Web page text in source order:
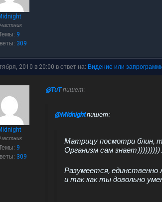
9
309
2010 в 20:00 в ответ на: Видение или
9
309
@ТиТпишет:
@Midnightпишет:
Матрицу посмотри блин,
Организм сам
Разумеется, единственно
и так как ты довольно